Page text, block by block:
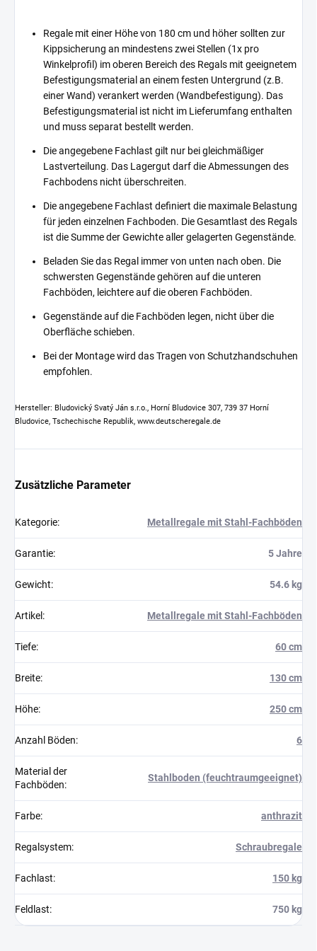
Regale mit einer Höhe von 180 cm und höher sollten zur
Kippsicherung an mindestens zwei Stellen (1x pro
Winkelprofil) im oberen Bereich des Regals mit geeignetem
Befestigungsmaterial an einem festen Untergrund (z.B.
einer Wand) verankert werden (Wandbefestigung). Das
Befestigungsmaterial ist nicht im Lieferumfang enthalten
und muss separat bestellt werden.
Die angegebene Fachlast gilt nur bei gleichmäßiger
Lastverteilung. Das Lagergut darf die Abmessungen des
Fachbodens nicht überschreiten.
Die angegebene Fachlast definiert die maximale Belastung
für jeden einzelnen Fachboden. Die Gesamtlast des Regals
ist die Summe der Gewichte aller gelagerten Gegenstände.
Beladen Sie das Regal immer von unten nach oben. Die
schwersten Gegenstände gehören auf die unteren
Fachböden, leichtere auf die oberen Fachböden.
Gegenstände auf die Fachböden legen, nicht über die
Oberfläche schieben.
Bei der Montage wird das Tragen von Schutzhandschuhen
empfohlen.
Hersteller: Bludovický Svatý Ján s.r.o., Horní Bludovice 307, 739 37 Horní
Bludovice, Tschechische Republik, www.deutscheregale.de
Zusätzliche Parameter
Kategorie: Metallregale mit Stahl-Fachböden
Garantie: 5 Jahre
Gewicht: 54.6 kg
Artikel : Metallregale mit Stahl-Fachböden
Tiefe: 60 cm
Breite: 130 cm
Höhe: 250 cm
Anzahl Böden: 6
Material der
Fachböden:
Stahlboden (feuchtraumgeeignet)
Farbe: anthrazit
Regalsystem: Schraubregale
Fachlast: 150 kg
Feldlast: 750 kg